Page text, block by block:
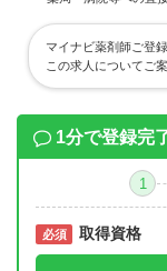
マイナビ薬剤師ご登
この求人についてご
1分で登録完
1
必須 取得資格